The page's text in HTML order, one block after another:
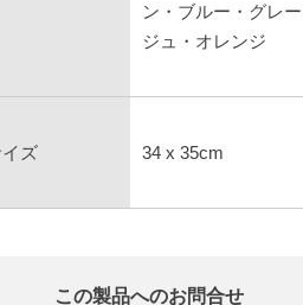
ン・ブルー・グレー
ジュ・オレンジ
ズ 34 x 35cm
この製品へのお問合せ